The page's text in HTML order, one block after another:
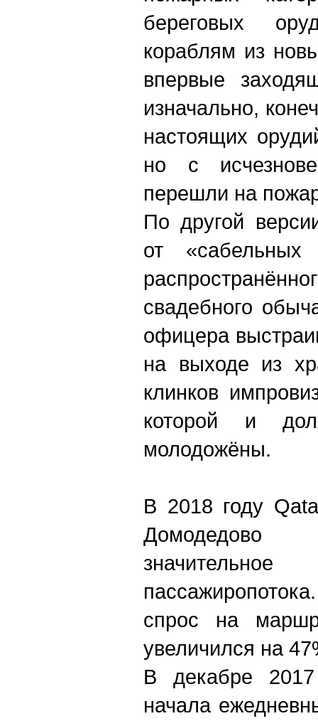
береговых
кораблям из
впервые
изначально,
настоящих
но с
перешли на
По другой
от
свадебного
офицера
на выходе из
клинков
которой и
молодожёны.
В 2018 году
Домодедово
спрос на
увеличился на
В декабре
начала